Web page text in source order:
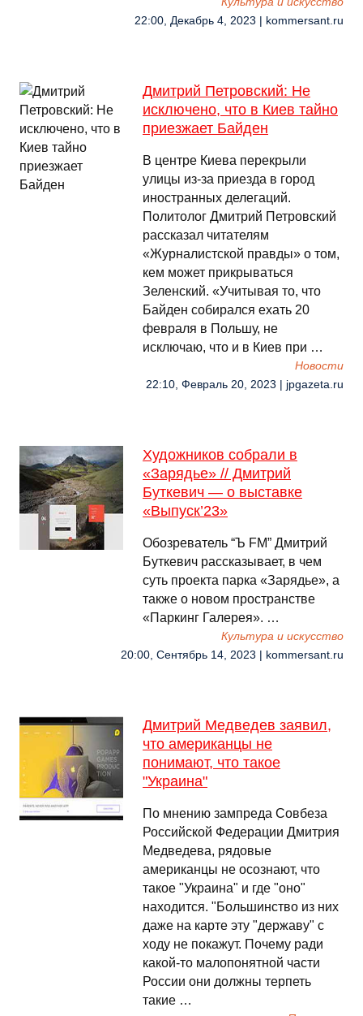
22:00, Декабрь 4, 2023 | kommersant.ru
Дмитрий Петровский: Не
исключено, что в Киев тайно
приезжает Байден
В центре Киева перекрыли
улицы из-за приезда в город
иностранных делегаций.
Политолог Дмитрий Петровский
рассказал читателям
«Журналистской правды» о том,
кем может прикрываться
Зеленский. «Учитывая то, что
Байден собирался ехать 20
февраля в Польшу, не
исключаю, что и в Киев при …
Новости
22:10, Февраль 20, 2023 | jpgazeta.ru
Художников собрали в
«Зарядье» // Дмитрий
Буткевич — о выставке
«Выпуск’23»
Обозреватель “Ъ FM” Дмитрий
Буткевич рассказывает, в чем
суть проекта парка «Зарядье», а
также о новом пространстве
«Паркинг Галерея». …
Культура и искусство
20:00, Сентябрь 14, 2023 | kommersant.ru
Дмитрий Медведев заявил,
что американцы не
понимают, что такое
"Украина"
По мнению зампреда Совбеза
Российской Федерации Дмитрия
Медведева, рядовые
американцы не осознают, что
такое "Украина" и где "оно"
находится. "Большинство из них
даже на карте эту "державу" с
ходу не покажут. Почему ради
какой-то малопонятной части
России они должны терпеть
такие …